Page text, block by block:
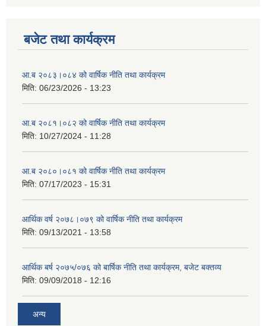
बजेट तथा कार्यक्रम
आ.ब २०८३।०८४ को वार्षिक नीति तथा कार्यक्रम
मिति: 06/23/2026 - 13:23
आ.ब २०८१।०८२ को वार्षिक नीति तथा कार्यक्रम
मिति: 10/27/2024 - 11:28
आ.ब २०८०।०८१ को वार्षिक नीति तथा कार्यक्रम
मिति: 07/17/2023 - 15:31
आर्थिक वर्ष २०७८।०७९ को वार्षिक नीति तथा कार्यक्रम
मिति: 09/13/2021 - 13:58
आर्थिक बर्ष २०७५/०७६ को बार्षिक नीति तथा कार्यक्रम, बजेट बक्तव्य
मिति: 09/09/2018 - 12:16
अन्य